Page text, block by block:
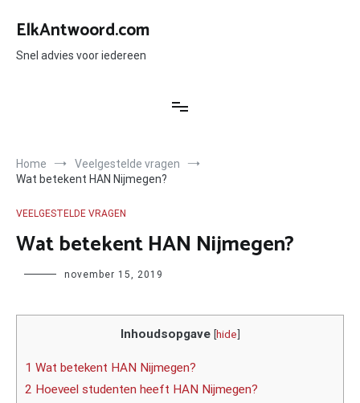
naar
inhoud
ElkAntwoord.com
Snel advies voor iedereen
Home
Veelgestelde vragen
Wat betekent HAN Nijmegen?
VEELGESTELDE VRAGEN
Wat betekent HAN Nijmegen?
Author november 15, 2019
Inhoudsopgave [hide]
1 Wat betekent HAN Nijmegen?
2 Hoeveel studenten heeft HAN Nijmegen?